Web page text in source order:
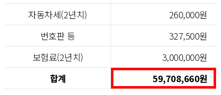
자동차세(2년치)
260,000원
번호판 등
327,500원
보험료(2년치)
3,000,000원
합계
59,708,660원